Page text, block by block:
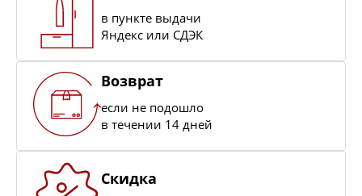
в пункте выдачи
Яндекс или СДЭК
Возврат
если не подошло
в течении 14 дней
Скидка